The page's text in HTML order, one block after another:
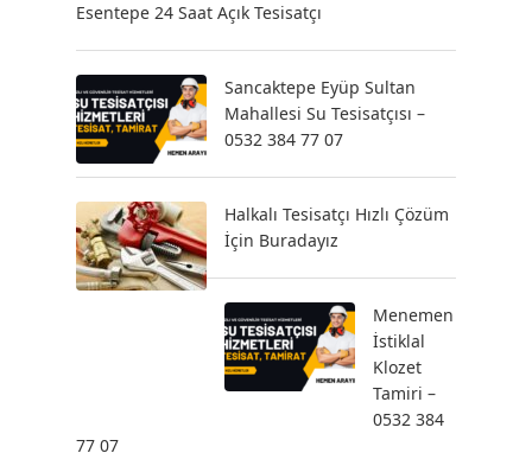
Esentepe 24 Saat Açık Tesisatçı
Sancaktepe Eyüp Sultan
Mahallesi Su Tesisatçısı –
0532 384 77 07
Halkalı Tesisatçı Hızlı Çözüm
İçin Buradayız
Menemen
İstiklal
Klozet
Tamiri –
0532 384
77 07